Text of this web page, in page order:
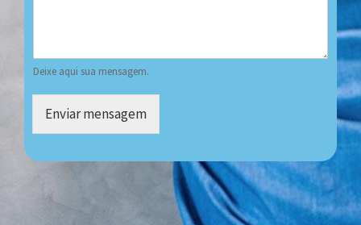
Deixe aqui sua mensagem.
Enviar mensagem